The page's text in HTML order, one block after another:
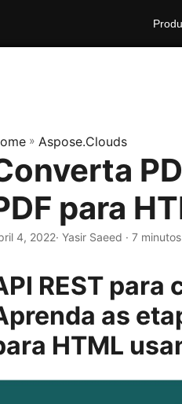
» Aspose.Clouds
para
4, 2022· Yasir Saeed · 7 minutos
REST para
as
HTML